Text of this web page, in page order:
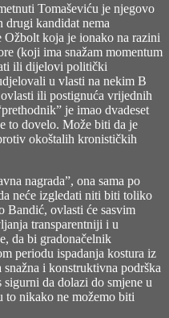
Tomaševiću je njegovo
drugi kandidat nema
Ožbolt koja je ionako na razini
(koji ima snažam momentum
ili dijelovi politički
u vlasti na nekim B
ili postignuća vrijednih
je imao dvadeset
to dovelo. Može biti da je
okoštalih kronističkih
nagrada”, ona sama po
neće izgledati niti biti toliko
Bandić, ovlasti će sasvim
transparentniji i u
da bi gradonačelnik
periodu ispadanja kostura iz
i konstruktivna podrška
sigurni da dolazi do smjene u
to nikako ne možemo biti